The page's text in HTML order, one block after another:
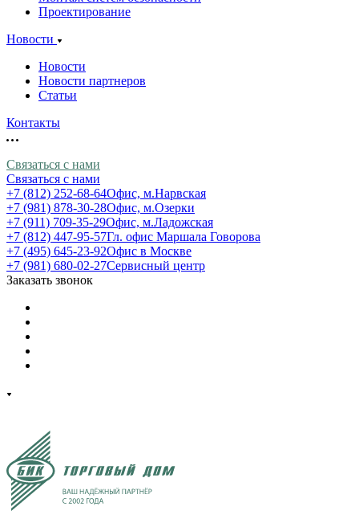
Проектирование
Новости
Новости
Новости партнеров
Статьи
Контакты
Связаться с нами
Связаться с нами
+7 (812) 252-68-64Офис, м.Нарвская
+7 (981) 878-30-28Офис, м.Озерки
+7 (911) 709-35-29Офис, м.Ладожская
+7 (812) 447-95-57Гл. офис Маршала Говорова
+7 (495) 645-23-92Офис в Москве
+7 (981) 680-02-27Сервисный центр
Заказать звонок